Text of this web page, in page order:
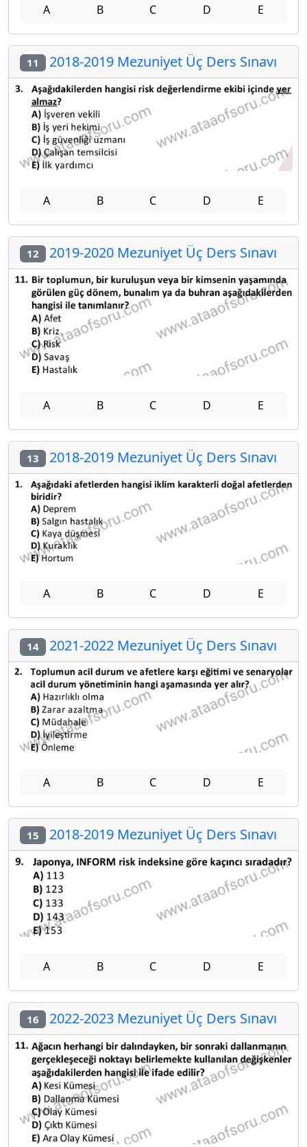
A B C D E
11 2018-2019 Mezuniyet Üç Ders Sınavı
A B C D E
12 2019-2020 Mezuniyet Üç Ders Sınavı
A B C D E
13 2018-2019 Mezuniyet Üç Ders Sınavı
A B C D E
14 2021-2022 Mezuniyet Üç Ders Sınavı
A B C D E
15 2018-2019 Mezuniyet Üç Ders Sınavı
A B C D E
16 2022-2023 Mezuniyet Üç Ders Sınavı